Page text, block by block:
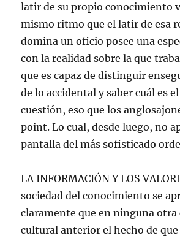
latir de su propio conocimiento
mismo ritmo que el latir de esa
domina un oficio posee una
con la realidad sobre la que
que es capaz de distinguir
de lo accidental y saber cuál es
cuestión, eso que los
point. Lo cual, desde luego, no
pantalla del más sofisticado
LA INFORMACIÓN Y LOS
sociedad del conocimiento se
claramente que en ninguna
cultural anterior el hecho de